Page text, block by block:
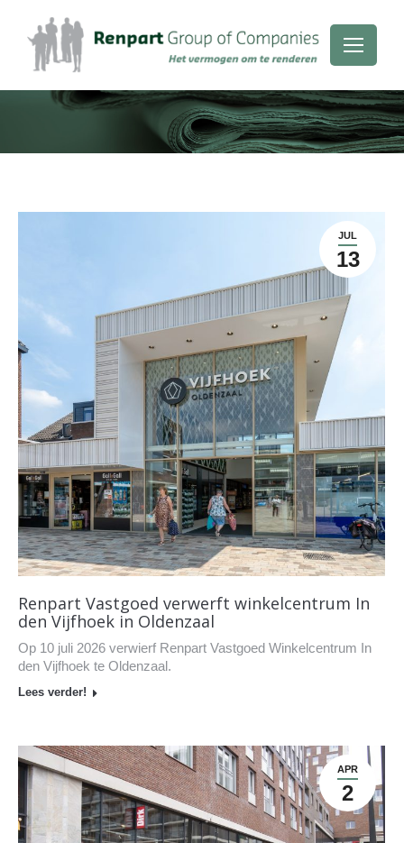
JUL
13
Renpart Vastgoed verwerft winkelcentrum In
den Vijfhoek in Oldenzaal
Op 10 juli 2026 verwierf Renpart Vastgoed Winkelcentrum In
den Vijfhoek te Oldenzaal.
Lees verder!
APR
2